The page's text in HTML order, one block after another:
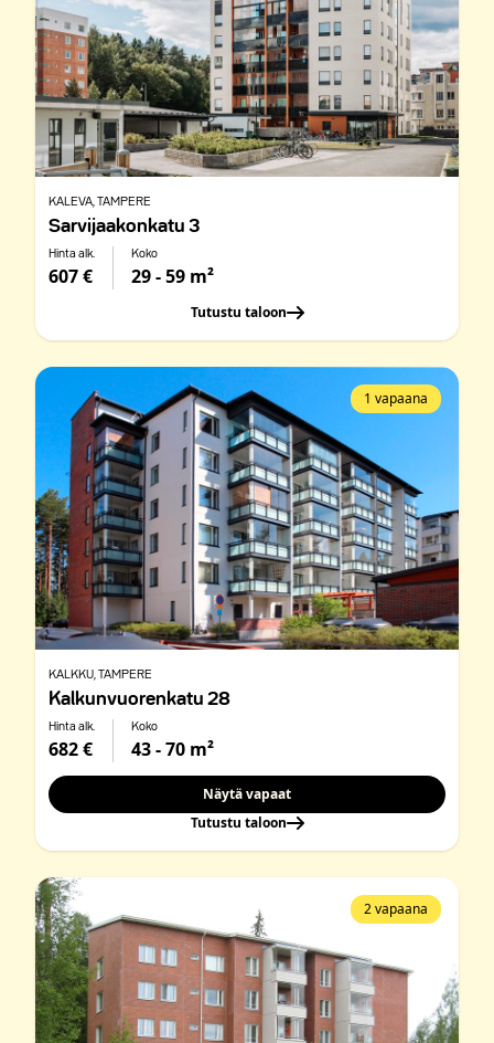
KALEVA , TAMPERE
Sarvijaakonkatu 3
Hinta alk.
607 €
Koko
29 - 59 m²
Tutustu taloon
1 vapaana
KALKKU , TAMPERE
Kalkunvuorenkatu 28
Hinta alk.
682 €
Koko
43 - 70 m²
Näytä vapaat
Tutustu taloon
2 vapaana